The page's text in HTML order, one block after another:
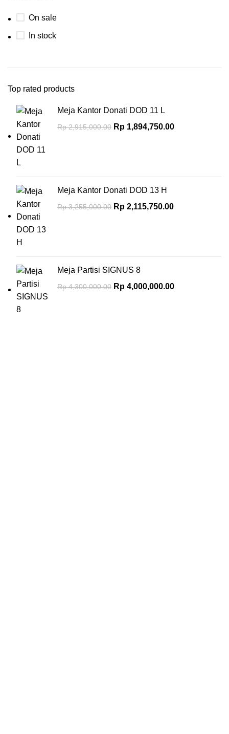
On sale
In stock
Top rated products
Meja Kantor Donati DOD 11 L
Rp2,915,000.00 Rp 1,894,750.00
Meja Kantor Donati DOD 13 H
Rp3,255,000.00 Rp 2,115,750.00
Meja Partisi SIGNUS 8
Rp4,300,000.00 Rp 4,000,000.00